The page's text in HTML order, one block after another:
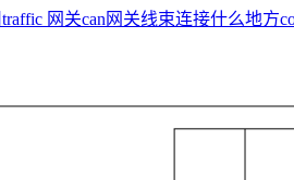
traffic 网关can网关线束连接什么地方